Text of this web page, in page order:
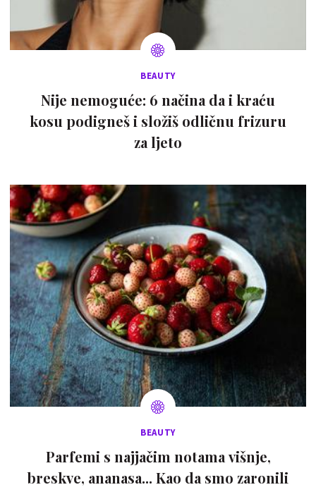
BEAUTY
Nije nemoguće: 6 načina da i kraću
kosu podigneš i složiš odličnu frizuru
za ljeto
BEAUTY
Parfemi s najjačim notama višnje,
breskve, ananasa... Kao da smo zaronili